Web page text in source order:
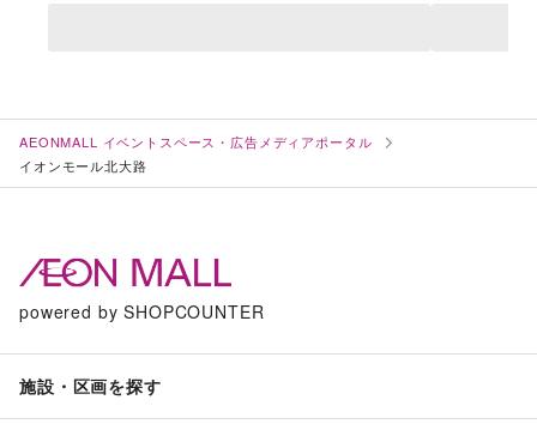
AEONMALL イベントスペース・広告メディアポータル
イオンモール北大路
powered by SHOPCOUNTER
施設・区画を探す